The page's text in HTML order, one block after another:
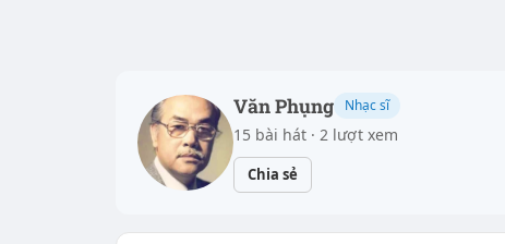
Văn Phụng Nhạc sĩ
15 bài hát · 2 lượt xem
Chia sẻ